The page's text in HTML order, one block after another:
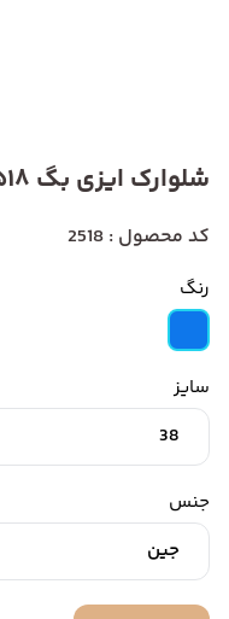
شلوارک ایزی بگ 2518
کد محصول : 2518
رنگ
سایز
38
جنس
جین